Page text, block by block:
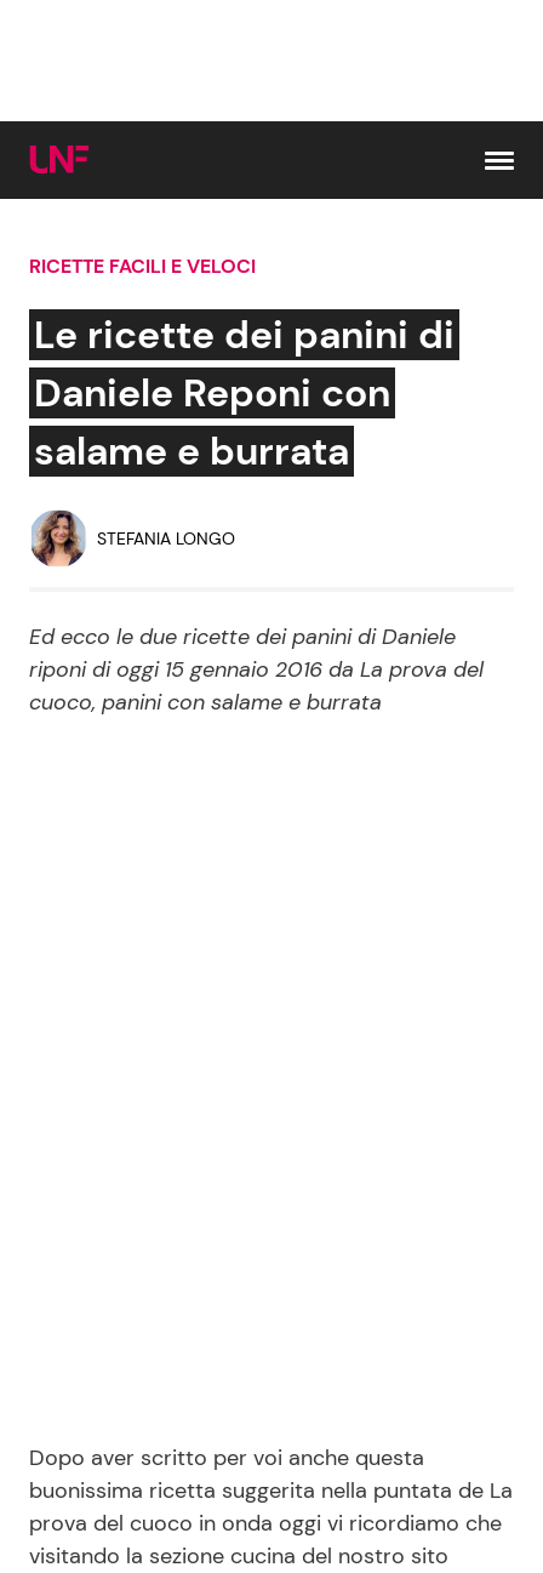
Cerca:
News e Cronaca
Attualità Italiana
Economia
Persone Scomparse
Politica
Gossip e TV
Bellezze VIP
Programmi TV
Reality e Talent
Salute
Viaggi e Turismo
Ricette Facili e Veloci
Ricette Feste
RICETTE FACILI E VELOCI
Le ricette dei panini di
Daniele Reponi con
salame e burrata
STEFANIA LONGO
Ed ecco le due ricette dei panini di Daniele
riponi di oggi 15 gennaio 2016 da La prova del
cuoco, panini con salame e burrata
Dopo aver scritto per voi anche questa
buonissima ricetta suggerita nella puntata de La
prova del cuoco in onda oggi vi ricordiamo che
visitando la sezione cucina del nostro sito